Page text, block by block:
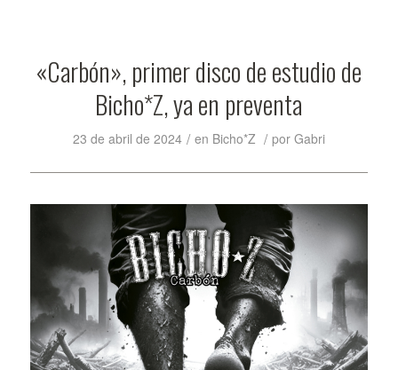
«Carbón», primer disco de estudio de
Bicho*Z, ya en preventa
23 de abril de 2024 / en Bicho*Z / por Gabri